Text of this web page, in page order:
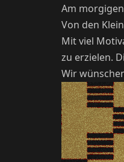
Am
Von den
Mit viel
zu erzielen.
Wir